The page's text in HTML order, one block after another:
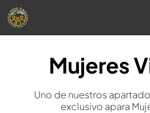
Saltar
contenido
Mujeres
Uno de nuestros
exclusivo apara